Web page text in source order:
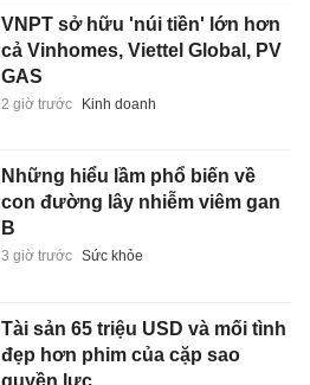
VNPT sở hữu 'núi tiền' lớn hơn
cả Vinhomes, Viettel Global, PV
GAS
2 giờ trước Kinh doanh
Những hiểu lầm phổ biến về
con đường lây nhiễm viêm gan
B
3 giờ trước Sức khỏe
Tài sản 65 triệu USD và mối tình
đẹp hơn phim của cặp sao
quyền lực